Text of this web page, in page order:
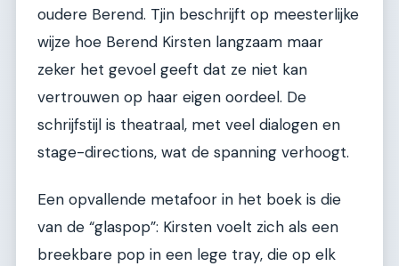
oudere Berend. Tjin beschrijft op meesterlijke
wijze hoe Berend Kirsten langzaam maar
zeker het gevoel geeft dat ze niet kan
vertrouwen op haar eigen oordeel. De
schrijfstijl is theatraal, met veel dialogen en
stage-directions, wat de spanning verhoogt.
Een opvallende metafoor in het boek is die
van de “glaspop”: Kirsten voelt zich als een
breekbare pop in een lege tray, die op elk